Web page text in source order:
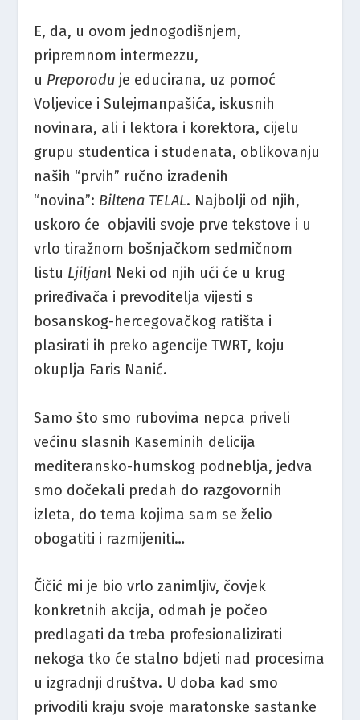
E, da, u ovom jednogodišnjem,
pripremnom intermezzu,
u Preporodu je educirana, uz pomoć
Voljevice i Sulejmanpašića, iskusnih
novinara, ali i lektora i korektora, cijelu
grupu studentica i studenata, oblikovanju
naših “prvih” ručno izrađenih
“novina”: Biltena TELAL. Najbolji od njih,
uskoro će objavili svoje prve tekstove i u
vrlo tiražnom bošnjačkom sedmičnom
listu Ljiljan! Neki od njih ući će u krug
priređivača i prevoditelja vijesti s
bosanskog-hercegovačkog ratišta i
plasirati ih preko agencije TWRT, koju
okuplja Faris Nanić.
Samo što smo rubovima nepca priveli
većinu slasnih Kaseminih delicija
mediteransko-humskog podneblja, jedva
smo dočekali predah do razgovornih
izleta, do tema kojima sam se želio
obogatiti i razmijeniti…
Čičić mi je bio vrlo zanimljiv, čovjek
konkretnih akcija, odmah je počeo
predlagati da treba profesionalizirati
nekoga tko će stalno bdjeti nad procesima
u izgradnji društva. U doba kad smo
privodili kraju svoje maratonske sastanke